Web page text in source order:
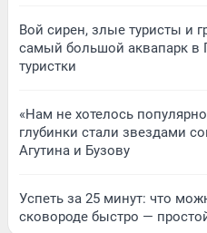
Вой сирен, злые туристы и
самый большой аквапарк в
туристки
«Нам не хотелось
глубинки стали звездами
Агутина и Бузову
Успеть за 25 минут: что
сковороде быстро —